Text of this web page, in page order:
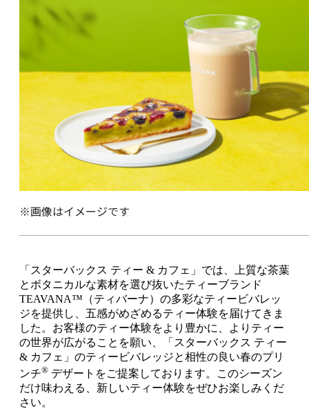
※画像はイメージです
「スターバックス ティー & カフェ」では、上質な茶葉
とボタニカルな素材を選び抜いたティーブランド
TEAVANA™（ティバーナ）の多彩なティービバレッ
ジを提供し、五感がめざめるティー体験を届けてきま
した。お客様のティー体験をより豊かに、よりティー
の世界が広がることを願い、「スターバックス ティー
& カフェ」のティービバレッジと相性の良い春のプリ
ンチ® デザートをご提案しております。このシーズン
だけ味わえる、新しいティー体験をぜひお楽しみくだ
さい。